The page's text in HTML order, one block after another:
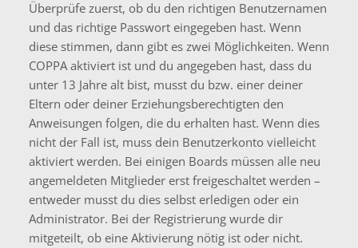
Überprüfe zuerst, ob du den richtigen Benutzernamen
und das richtige Passwort eingegeben hast. Wenn
diese stimmen, dann gibt es zwei Möglichkeiten. Wenn
COPPAaktiviert ist und du angegeben hast, dass du
unter 13 Jahre alt bist, musst du bzw. einer deiner
Eltern oder deiner Erziehungsberechtigten den
Anweisungen folgen, die du erhalten hast. Wenn dies
nicht der Fall ist, muss dein Benutzerkonto vielleicht
aktiviert werden. Bei einigen Boards müssen alle neu
angemeldeten Mitglieder erst freigeschaltet werden –
entweder musst du dies selbst erledigen oder ein
Administrator. Bei der Registrierung wurde dir
mitgeteilt, ob eine Aktivierung nötig ist oder nicht.